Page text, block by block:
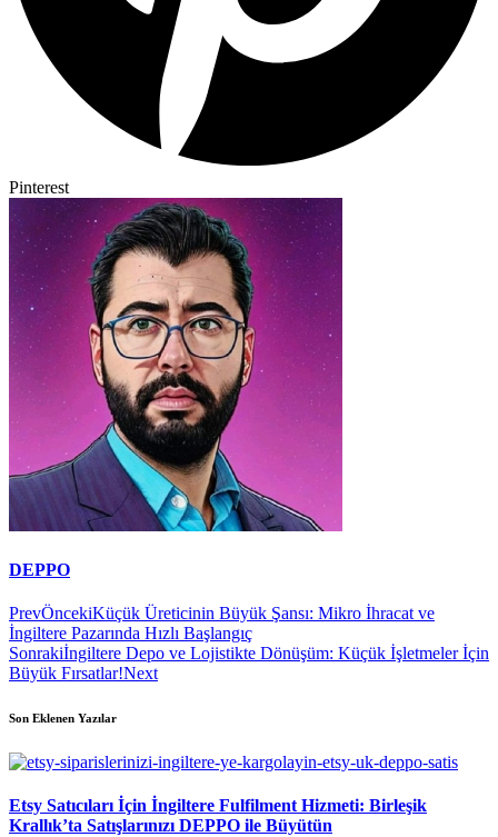
Pinterest
DEPPO
PrevÖncekiKüçük Üreticinin Büyük Şansı: Mikro İhracat ve
İngiltere Pazarında Hızlı Başlangıç
Sonrakiİngiltere Depo ve Lojistikte Dönüşüm: Küçük İşletmeler İçin
Büyük Fırsatlar!Next
Son Eklenen Yazılar
Etsy Satıcıları İçin İngiltere Fulfilment Hizmeti: Birleşik
Krallık’ta Satışlarınızı DEPPO ile Büyütün